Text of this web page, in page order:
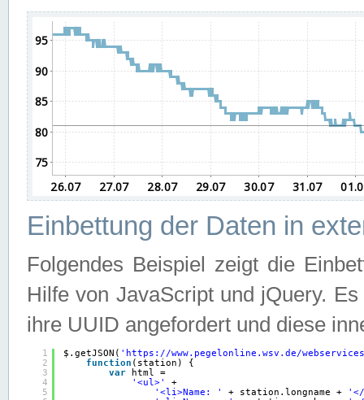
Einbettung der Daten in
Folgendes Beispiel zeigt die
Hilfe von JavaScript und jQuery.
ihre UUID angefordert und diese
1
2
3
4
5
$.getJSON( ' https://www.pegelonline.wsv.de/
function (station) {
var
html =
'<ul>'
+
'<li>Name: '
+ station.longname +